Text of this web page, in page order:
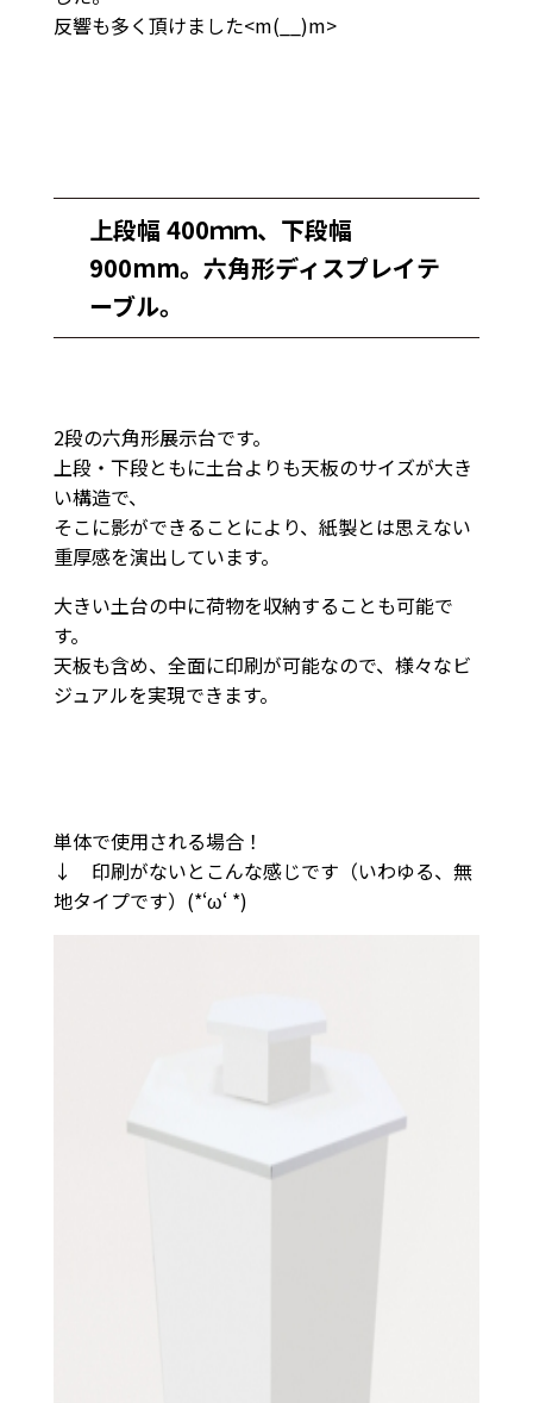
反響も多く頂けました<m(__)m>
上段幅 400ｍｍ、下段幅
900mm。 六角形ディスプレイテ
ーブル。
2段の六角形展示台です。
上段・下段ともに土台よりも天板のサイズが大き
い構造で、
そこに影ができることにより、紙製とは思えない
重厚感を演出しています。
大きい土台の中に荷物を収納することも可能で
す。
天板も含め、全面に印刷が可能なので、様々なビ
ジュアルを実現できます。
単体で使用される場合！
↓ 印刷がないとこんな感じです（いわゆる、無
地タイプです）(*‘ω‘ *)